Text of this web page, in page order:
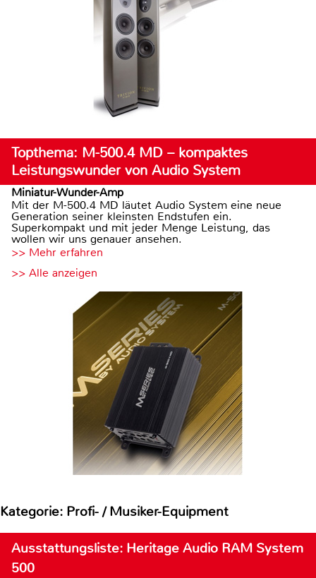
Topthema: M-500.4 MD – kompaktes
Leistungswunder von Audio System
Miniatur-Wunder-Amp
Mit der M-500.4 MD läutet Audio System eine neue
Generation seiner kleinsten Endstufen ein.
Superkompakt und mit jeder Menge Leistung, das
wollen wir uns genauer ansehen.
>> Mehr erfahren
>> Alle anzeigen
Kategorie: Profi- / Musiker-Equipment
Ausstattungsliste: Heritage Audio RAM System
500